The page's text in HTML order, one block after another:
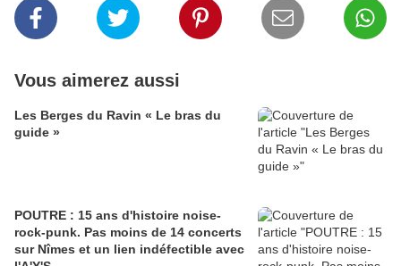
Vous aimerez aussi
Les Berges du Ravin « Le bras du
guide »
POUTRE : 15 ans d'histoire noise-
rock-punk. Pas moins de 14 concerts
sur Nîmes et un lien indéfectible avec